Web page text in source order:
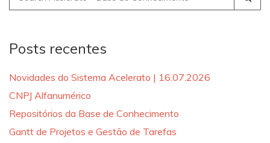
for:
Posts recentes
Novidades do Sistema Acelerato | 16.07.2026
CNPJ Alfanumérico
Repositórios da Base de Conhecimento
Gantt de Projetos e Gestão de Tarefas